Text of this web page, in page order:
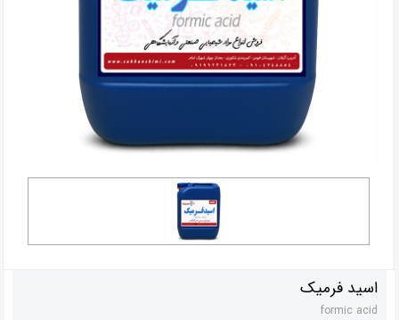
اسید فرمیک
formic acid